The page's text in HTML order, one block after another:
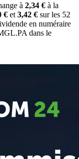
à 2,34 € à la
€ et 3,42 € sur les 52
en numéraire
dans le